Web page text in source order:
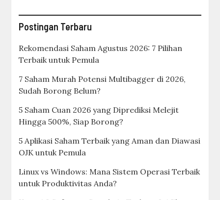
Postingan Terbaru
Rekomendasi Saham Agustus 2026: 7 Pilihan
Terbaik untuk Pemula
7 Saham Murah Potensi Multibagger di 2026,
Sudah Borong Belum?
5 Saham Cuan 2026 yang Diprediksi Melejit
Hingga 500%, Siap Borong?
5 Aplikasi Saham Terbaik yang Aman dan Diawasi
OJK untuk Pemula
Linux vs Windows: Mana Sistem Operasi Terbaik
untuk Produktivitas Anda?